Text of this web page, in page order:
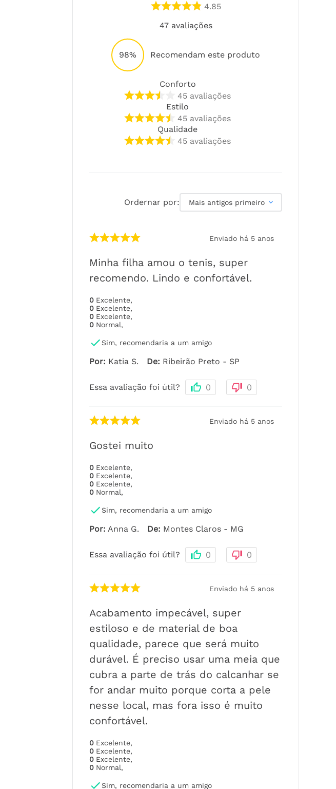
4.85
47 avaliações
98% Recomendam este produto
Conforto
45 avaliações
Estilo
45 avaliações
Qualidade
45 avaliações
Ordernar por: Mais antigos primeiro
Enviado há 5 anos
Minha filha amou o tenis, super
recomendo. Lindo e confortável.
0 Excelente,
0 Excelente,
0 Excelente,
0 Normal,
Sim, recomendaria a um amigo
Por: Katia S. De: Ribeirão Preto - SP
Essa avaliação foi útil? 0 0
Enviado há 5 anos
Gostei muito
0 Excelente,
0 Excelente,
0 Excelente,
0 Normal,
Sim, recomendaria a um amigo
Por: Anna G. De: Montes Claros - MG
Essa avaliação foi útil? 0 0
Enviado há 5 anos
Acabamento impecável, super
estiloso e de material de boa
qualidade, parece que será muito
durável. É preciso usar uma meia que
cubra a parte de trás do calcanhar se
for andar muito porque corta a pele
nesse local, mas fora isso é muito
confortável.
0 Excelente,
0 Excelente,
0 Excelente,
0 Normal,
Sim, recomendaria a um amigo